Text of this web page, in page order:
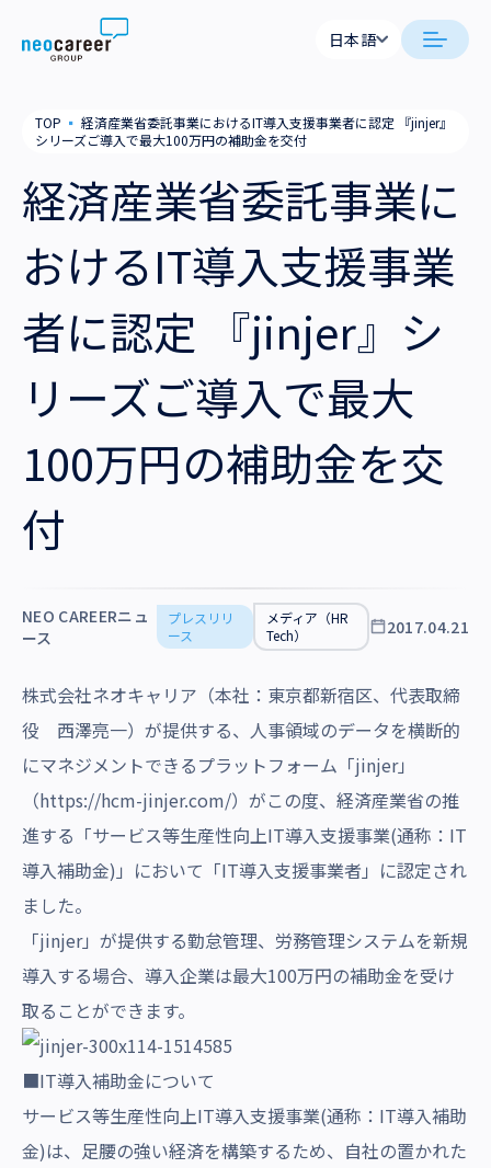
Skip to content
日本語
neocareer について
私たちの考え方
就労支援
業務支援
役員一覧
拠点一覧
グループ会社
採用情報
日本語
TOP ▪ 経済産業省委託事業におけるIT導入支援事業者に認定 『jinjer』
シリーズご導入で最大100万円の補助金を交付
経済産業省委託事業に
おけるIT導入支援事業
者に認定 『jinjer』シ
リーズご導入で最大
100万円の補助金を交
付
NEO CAREERニュ
ース
プレスリリ
ース
メディア（HR
Tech）
2017.04.21
株式会社ネオキャリア（本社：東京都新宿区、代表取締
役 西澤亮一）が提供する、人事領域のデータを横断的
にマネジメントできるプラットフォーム「jinjer」
（https://hcm-jinjer.com/）がこの度、経済産業省の推
進する「サービス等生産性向上IT導入支援事業(通称：IT
導入補助金)」において「IT導入支援事業者」に認定され
ました。
「jinjer」が提供する勤怠管理、労務管理システムを新規
導入する場合、導入企業は最大100万円の補助金を受け
取ることができます。
■IT導入補助金について
サービス等生産性向上IT導入支援事業(通称：IT導入補助
金)は、足腰の強い経済を構築するため、自社の置かれた